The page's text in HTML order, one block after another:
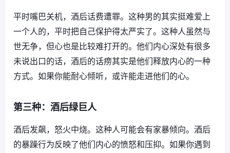
平时嘴巴关机，酒后话费遭罪。这种男的其实挺难爱上
一个人的，平时把自己保护得太严实了。这种人虽然与
世无争，但心也是比较难打开的。他们内心深处有很多
未说出口的话，酒后的话痨其实是他们释放内心的一种
方式。如果你能耐心倾听，或许能走进他们的心。
第三种：酒后绿巨人
酒后发飙，怒火中烧。这种人可能会有家暴倾向。酒后
的暴躁行为反映了他们内心的愤怒和压抑。如果你遇到